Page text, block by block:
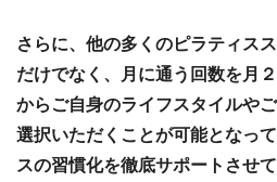
さらに、他の多くのピラティス
だけでなく、月に通う回数を月
からご自身のライフスタイルや
選択いただくことが可能となっ
スの習慣化を徹底サポートさせ